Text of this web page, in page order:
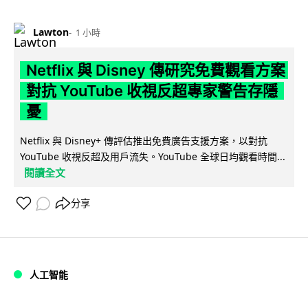
Lawton 1 小時
Netflix 與 Disney 傳研究免費觀看方案
對抗 YouTube 收視反超專家警告存隱
憂
Netflix 與 Disney+ 傳評估推出免費廣告支援方案，以對抗
YouTube 收視反超及用戶流失。YouTube 全球日均觀看時間...
閱讀全文
分享
人工智能